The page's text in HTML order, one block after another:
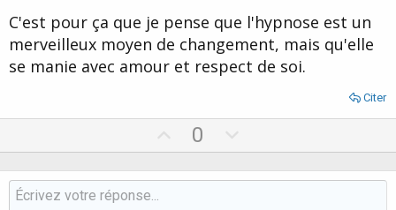
C'est pour ça que je pense que l'hypnose est un
merveilleux moyen de changement, mais qu'elle
se manie avec amour et respect de soi.
Citer
p
v
0
o
w